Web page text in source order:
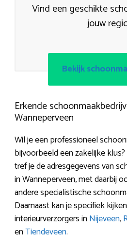
Vind een geschikte
jouw
Bekijk
Erkende
Wanneperveen
Wil je een professioneel
bijvoorbeeld een zakelijke
tref je de adresgegevens van
in Wanneperveen, met daarbij
andere specialistische
Daarnaast kan je specifiek
interieurverzorgers inNijeveen,
enTiendeveen.